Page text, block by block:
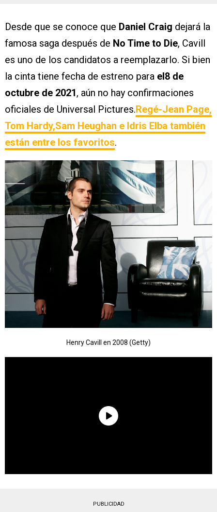
Desde que se conoce que Daniel Craig dejará la
famosa saga después de No Time to Die, Cavill
es uno de los candidatos a reemplazarlo. Si bien
la cinta tiene fecha de estreno para el8 de
octubre de 2021 , aún no hay confirmaciones
oficiales de Universal Pictures.Regé-Jean Page,
Tom Hardy,Sam Heughan e Idris Elba también
están entre los favoritos.
Henry Cavill en 2008 (Getty)
PUBLICIDAD